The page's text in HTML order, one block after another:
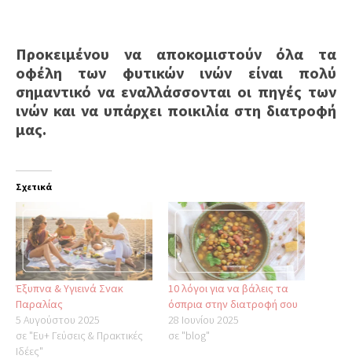
Προκειμένου να αποκομιστούν όλα τα
οφέλη των φυτικών ινών είναι πολύ
σημαντικό να εναλλάσσονται οι πηγές των
ινών και να υπάρχει ποικιλία στη διατροφή
μας.
Σχετικά
Έξυπνα & Υγιεινά Σνακ
Παραλίας
5 Αυγούστου 2025
σε "Ευ+ Γεύσεις & Πρακτικές
Ιδέες"
10 λόγοι για να βάλεις τα
όσπρια στην διατροφή σου
28 Ιουνίου 2025
σε "blog"